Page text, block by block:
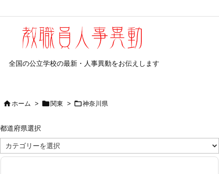
全国の公立学校の最新・人事異動をお伝えします
ホーム >  関東 > 神奈川県
都道府県選択
道
府